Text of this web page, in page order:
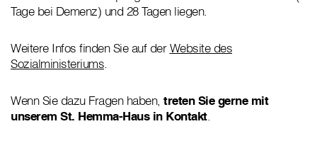
Tage bei Demenz) und 28 Tagen liegen.
Weitere Infos finden Sie auf derWebsite des
Sozialministeriums.
Wenn Sie dazu Fragen haben, treten Sie gerne mit
unserem St. Hemma-Haus in Kontakt.